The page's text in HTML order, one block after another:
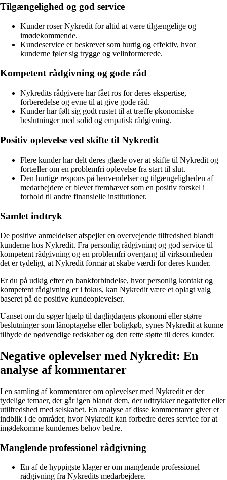
Tilgængelighed og god service
Kunder roser Nykredit for altid at være tilgængelige og
imødekommende.
Kundeservice er beskrevet som hurtig og effektiv, hvor
kunderne føler sig trygge og velinformerede.
Kompetent rådgivning og gode råd
Nykredits rådgivere har fået ros for deres ekspertise,
forberedelse og evne til at give gode råd.
Kunder har følt sig godt rustet til at træffe økonomiske
beslutninger med solid og empatisk rådgivning.
Positiv oplevelse ved skifte til Nykredit
Flere kunder har delt deres glæde over at skifte til Nykredit og
fortæller om en problemfri oplevelse fra start til slut.
Den hurtige respons på henvendelser og tilgængeligheden af
medarbejdere er blevet fremhævet som en positiv forskel i
forhold til andre finansielle institutioner.
Samlet indtryk
De positive anmeldelser afspejler en overvejende tilfredshed blandt
kunderne hos Nykredit. Fra personlig rådgivning og god service til
kompetent rådgivning og en problemfri overgang til virksomheden –
det er tydeligt, at Nykredit formår at skabe værdi for deres kunder.
Er du på udkig efter en bankforbindelse, hvor personlig kontakt og
kompetent rådgivning er i fokus, kan Nykredit være et oplagt valg
baseret på de positive kundeoplevelser.
Uanset om du søger hjælp til dagligdagens økonomi eller større
beslutninger som lånoptagelse eller boligkøb, synes Nykredit at kunne
tilbyde de nødvendige redskaber og den rette støtte til deres kunder.
Negative oplevelser med Nykredit: En
analyse af kommentarer
I en samling af kommentarer om oplevelser med Nykredit er der
tydelige temaer, der går igen blandt dem, der udtrykker negativitet eller
utilfredshed med selskabet. En analyse af disse kommentarer giver et
indblik i de områder, hvor Nykredit kan forbedre deres service for at
imødekomme kundernes behov bedre.
Manglende professionel rådgivning
En af de hyppigste klager er om manglende professionel
rådgivning fra Nykredits medarbejdere.